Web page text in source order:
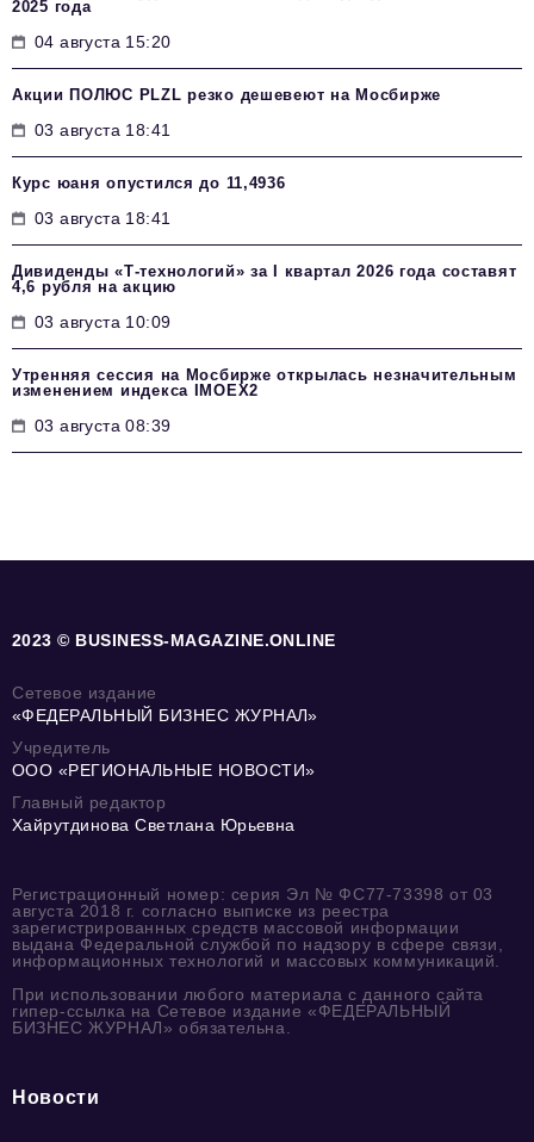
2025 года
04 августа 15:20
Акции ПОЛЮС PLZL резко дешевеют на Мосбирже
03 августа 18:41
Курс юаня опустился до 11,4936
03 августа 18:41
Дивиденды «Т-технологий» за I квартал 2026 года составят
4,6 рубля на акцию
03 августа 10:09
Утренняя сессия на Мосбирже открылась незначительным
изменением индекса IMOEX2
03 августа 08:39
2023 © BUSINESS-MAGAZINE.ONLINE
Сетевое издание
«ФЕДЕРАЛЬНЫЙ БИЗНЕС ЖУРНАЛ»
Учредитель
ООО «РЕГИОНАЛЬНЫЕ НОВОСТИ»
Главный редактор
Хайрутдинова Светлана Юрьевна
Регистрационный номер: серия Эл № ФС77-73398 от 03
августа 2018 г. согласно выписке из реестра
зарегистрированных средств массовой информации
выдана Федеральной службой по надзору в сфере связи,
информационных технологий и массовых коммуникаций.
При использовании любого материала с данного сайта
гипер-ссылка на Сетевое издание «ФЕДЕРАЛЬНЫЙ
БИЗНЕС ЖУРНАЛ» обязательна.
Новости